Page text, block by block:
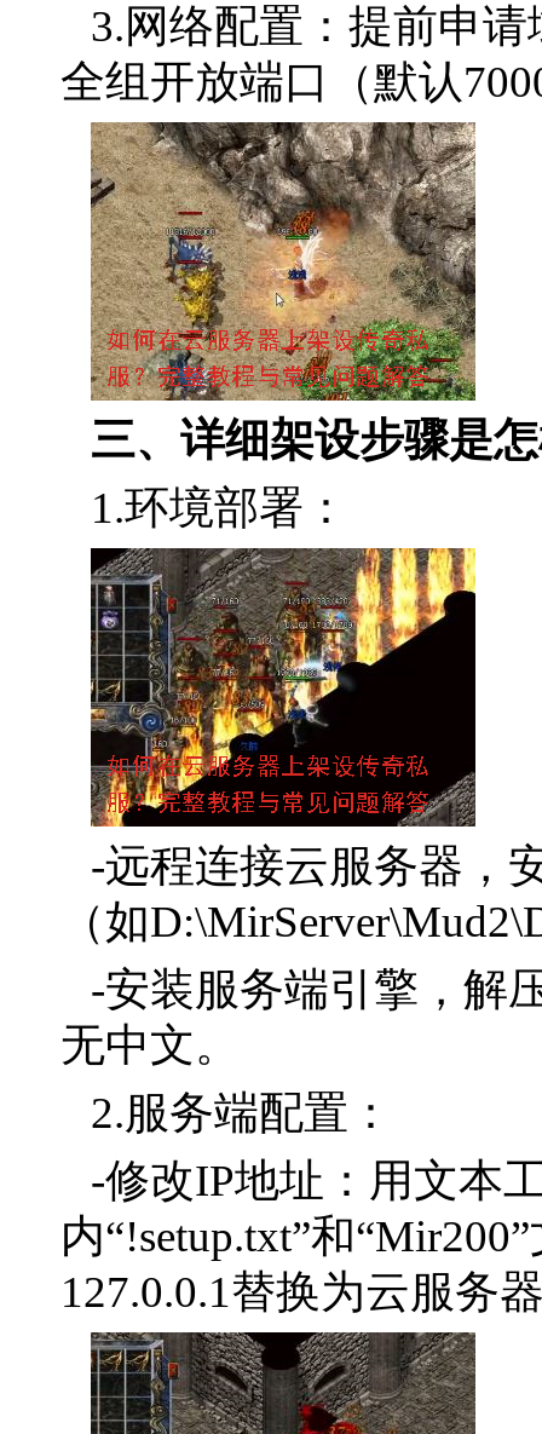
3.网络配置：提前申
全组开放端口（默认
三、详细架设步骤是
1.环境部署：
-远程连接云服务器，
（如
-安装服务端引擎，解
无中文。
2.服务端配置：
-修改IP地址：用文本
内“!setup.txt”和
127.0.0.1替换为云服务